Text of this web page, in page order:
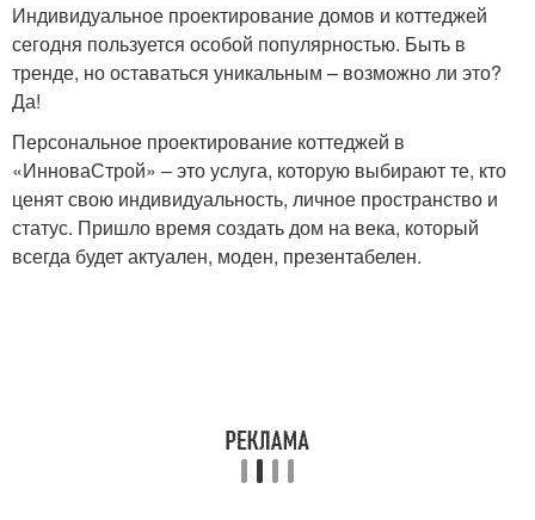
Индивидуальное проектирование домов и коттеджей
сегодня пользуется особой популярностью. Быть в
тренде, но оставаться уникальным – возможно ли это?
Да!
Персональное проектирование коттеджей в
«ИнноваСтрой» – это услуга, которую выбирают те, кто
ценят свою индивидуальность, личное пространство и
статус. Пришло время создать дом на века, который
всегда будет актуален, моден, презентабелен.